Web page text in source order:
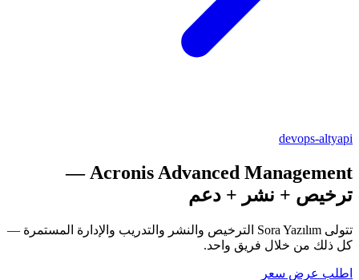
devops-altyapi
Acronis Advanced Management
—
ترخيص + نشر + دعم
تتولى Sora Yazılım الترخيص والنشر والتدريب والإدارة المستمرة —
كل ذلك من خلال فريق واحد.
اطلب عرض سعر